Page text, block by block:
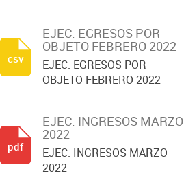
EJEC. EGRESOS POR
OBJETO FEBRERO 2022
EJEC. EGRESOS POR
OBJETO FEBRERO 2022
csv
EJEC. INGRESOS MARZO
2022
EJEC. INGRESOS MARZO
2022
pdf